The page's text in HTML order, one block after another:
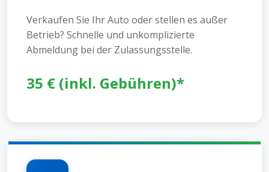
Verkaufen Sie Ihr Auto oder stellen es außer
Betrieb? Schnelle und unkomplizierte
Abmeldung bei der Zulassungsstelle.
35 € (inkl. Gebühren)*